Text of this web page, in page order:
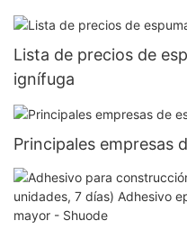
Lista de precios de
ignífuga
Principales empresas